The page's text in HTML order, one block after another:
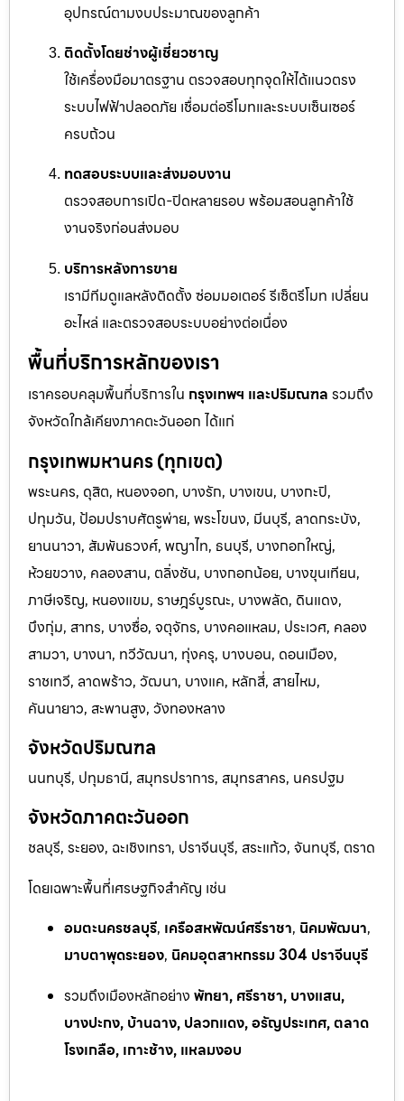
อุปกรณ์ตามงบประมาณของลูกค้า
ติดตั้งโดยช่างผู้เชี่ยวชาญ
ใช้เครื่องมือมาตรฐาน ตรวจสอบทุกจุดให้ได้แนวตรง
ระบบไฟฟ้าปลอดภัย เชื่อมต่อรีโมทและระบบเซ็นเซอร์
ครบถ้วน
ทดสอบระบบและส่งมอบงาน
ตรวจสอบการเปิด-ปิดหลายรอบ พร้อมสอนลูกค้าใช้
งานจริงก่อนส่งมอบ
บริการหลังการขาย
เรามีทีมดูแลหลังติดตั้ง ซ่อมมอเตอร์ รีเซ็ตรีโมท เปลี่ยน
อะไหล่ และตรวจสอบระบบอย่างต่อเนื่อง
พื้นที่บริการหลักของเรา
เราครอบคลุมพื้นที่บริการใน กรุงเทพฯ และปริมณฑล รวมถึง
จังหวัดใกล้เคียงภาคตะวันออก ได้แก่
กรุงเทพมหานคร (ทุกเขต)
พระนคร, ดุสิต, หนองจอก, บางรัก, บางเขน, บางกะปิ,
ปทุมวัน, ป้อมปราบศัตรูพ่าย, พระโขนง, มีนบุรี, ลาดกระบัง,
ยานนาวา, สัมพันธวงศ์, พญาไท, ธนบุรี, บางกอกใหญ่,
ห้วยขวาง, คลองสาน, ตลิ่งชัน, บางกอกน้อย, บางขุนเทียน,
ภาษีเจริญ, หนองแขม, ราษฎร์บูรณะ, บางพลัด, ดินแดง,
บึงกุ่ม, สาทร, บางซื่อ, จตุจักร, บางคอแหลม, ประเวศ, คลอง
สามวา, บางนา, ทวีวัฒนา, ทุ่งครุ, บางบอน, ดอนเมือง,
ราชเทวี, ลาดพร้าว, วัฒนา, บางแค, หลักสี่, สายไหม,
คันนายาว, สะพานสูง, วังทองหลาง
จังหวัดปริมณฑล
นนทบุรี, ปทุมธานี, สมุทรปราการ, สมุทรสาคร, นครปฐม
จังหวัดภาคตะวันออก
ชลบุรี, ระยอง, ฉะเชิงเทรา, ปราจีนบุรี, สระแก้ว, จันทบุรี, ตราด
โดยเฉพาะพื้นที่เศรษฐกิจสำคัญ เช่น
อมตะนครชลบุรี, เครือสหพัฒน์ศรีราชา, นิคมพัฒนา,
มาบตาพุดระยอง, นิคมอุตสาหกรรม 304 ปราจีนบุรี
รวมถึงเมืองหลักอย่าง พัทยา, ศรีราชา, บางแสน,
บางปะกง, บ้านฉาง, ปลวกแดง, อรัญประเทศ, ตลาด
โรงเกลือ, เกาะช้าง, แหลมงอบ